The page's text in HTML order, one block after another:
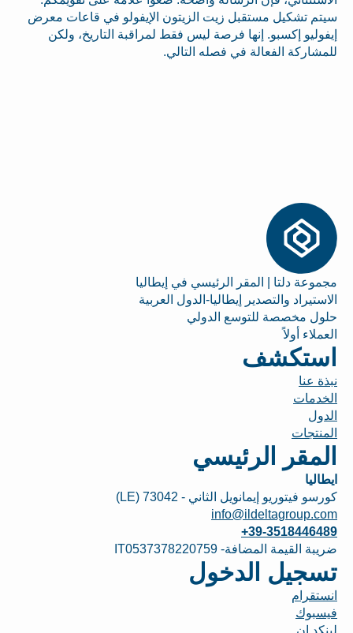
سيتم تشكيل مستقبل زيت الزيتون الإيفولو في قاعات معرض
إيفوليو إكسبو. إنها فرصة ليس فقط لمراقبة التاريخ، ولكن
للمشاركة الفعالة في فصله التالي.
مجموعة دلتا | المقر الرئيسي في إيطاليا
الاستيراد والتصدير إيطاليا-الدول العربية
حلول مخصصة للتوسع الدولي
العملاء أولاً
استكشف
نبذة عنا
الخدمات
الدول
المنتجات
المقر الرئيسي
ايطاليا
كورسو فيتوريو إيمانويل الثاني - 73042 (LE)
info@ildeltagroup.com
+39-3518446489
ضريبة القيمة المضافة- IT0537378220759
تسجيل الدخول
انستقرام
فيسبوك
لينكد إن